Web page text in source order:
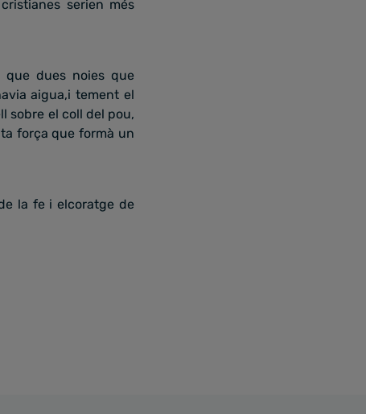
serien més
que dues noies que
aigua,i tement el
sobre el coll del pou,
força que formà un
la fe i elcoratge de